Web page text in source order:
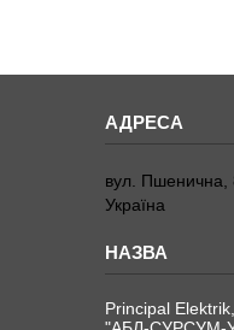
вул. Пшенична,
Україна
Principal